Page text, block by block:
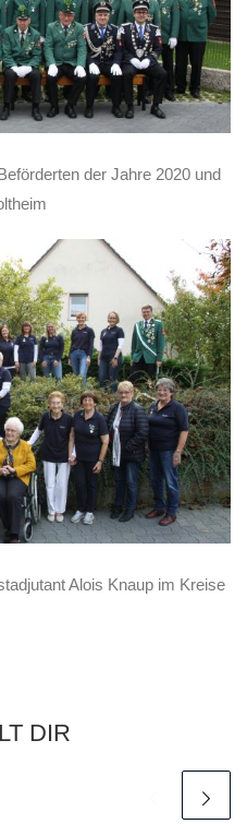
der Jahre 2020 und
Alois Knaup im Kreise
DIR